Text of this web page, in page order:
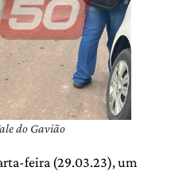
do Gavião
feira (29.03.23), um